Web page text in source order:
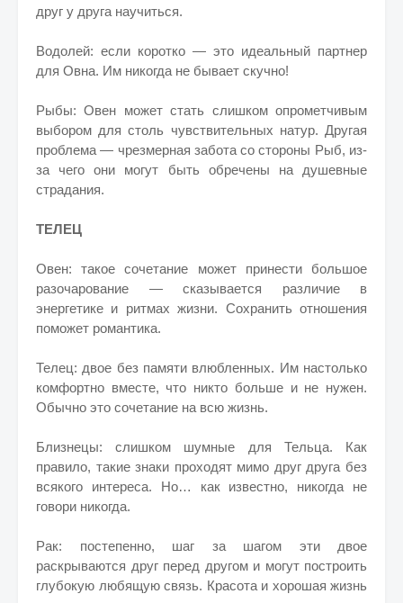
друг у друга научиться.
Водолей: если коротко — это идеальный партнер
для Овна. Им никогда не бывает скучно!
Рыбы: Овен может стать слишком опрометчивым
выбором для столь чувствительных натур. Другая
проблема — чрезмерная забота со стороны Рыб, из-
за чего они могут быть обречены на душевные
страдания.
ТЕЛЕЦ
Овен: такое сочетание может принести большое
разочарование — сказывается различие в
энергетике и ритмах жизни. Сохранить отношения
поможет романтика.
Телец: двое без памяти влюбленных. Им настолько
комфортно вместе, что никто больше и не нужен.
Обычно это сочетание на всю жизнь.
Близнецы: слишком шумные для Тельца. Как
правило, такие знаки проходят мимо друг друга без
всякого интереса. Но… как известно, никогда не
говори никогда.
Рак: постепенно, шаг за шагом эти двое
раскрываются друг перед другом и могут построить
глубокую любящую связь. Красота и хорошая жизнь